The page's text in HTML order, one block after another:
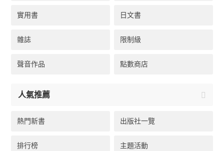
實用書 日文書
雜誌 限制級
聲音作品 點數商店
人氣推薦
熱門新書 出版社一覽
排行榜 主題活動